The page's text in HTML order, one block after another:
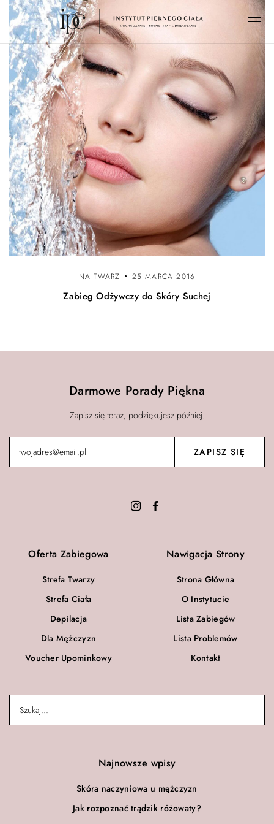
NA TWARZ 25 MARCA 2016
Zabieg Odżywczy do Skóry Suchej
Najnowsze wpisy
Skóra naczyniowa u mężczyzn
Jak rozpoznać trądzik różowaty?
Oferta Zabiegowa
Strefa Twarzy
Strefa Ciała
Depilacja
Dla Mężczyzn
Voucher Upominkowy
Nawigacja Strony
Strona Główna
O Instytucie
Lista Zabiegów
Lista Problemów
Kontakt
Darmowe Porady Piękna
Zapisz się teraz, podziękujesz później.